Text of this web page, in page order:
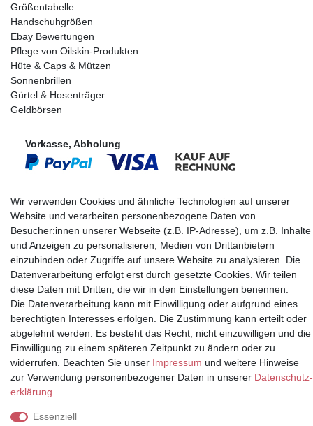
Größentabelle
Handschuhgrößen
Ebay Bewertungen
Pflege von Oilskin-Produkten
Hüte & Caps & Mützen
Sonnenbrillen
Gürtel & Hosenträger
Geldbörsen
Vorkasse, Abholung
Partner
* Alle Preise inkl.
Mehrwertsteuer und zuzüglich
Versand | **ehemaliger
Verkäuferpreis
Wir verwenden Cookies und ähnliche Technologien auf unserer
Website und verarbeiten personenbezogene Daten von
Besucher:innen unserer Webseite (z.B. IP-Adresse), um z.B. Inhalte
und Anzeigen zu personalisieren, Medien von Drittanbietern
einzubinden oder Zugriffe auf unsere Website zu analysieren. Die
Datenverarbeitung erfolgt erst durch gesetzte Cookies. Wir teilen
diese Daten mit Dritten, die wir in den Einstellungen benennen.
Die Datenverarbeitung kann mit Einwilligung oder aufgrund eines
berechtigten Interesses erfolgen. Die Zustimmung kann erteilt oder
abgelehnt werden. Es besteht das Recht, nicht einzuwilligen und die
Einwilligung zu einem späteren Zeitpunkt zu ändern oder zu
widerrufen. Beachten Sie unser Impressum und weitere Hinweise
zur Verwendung personenbezogener Daten in unserer Daten­schutz­
erklärung
Essenziell